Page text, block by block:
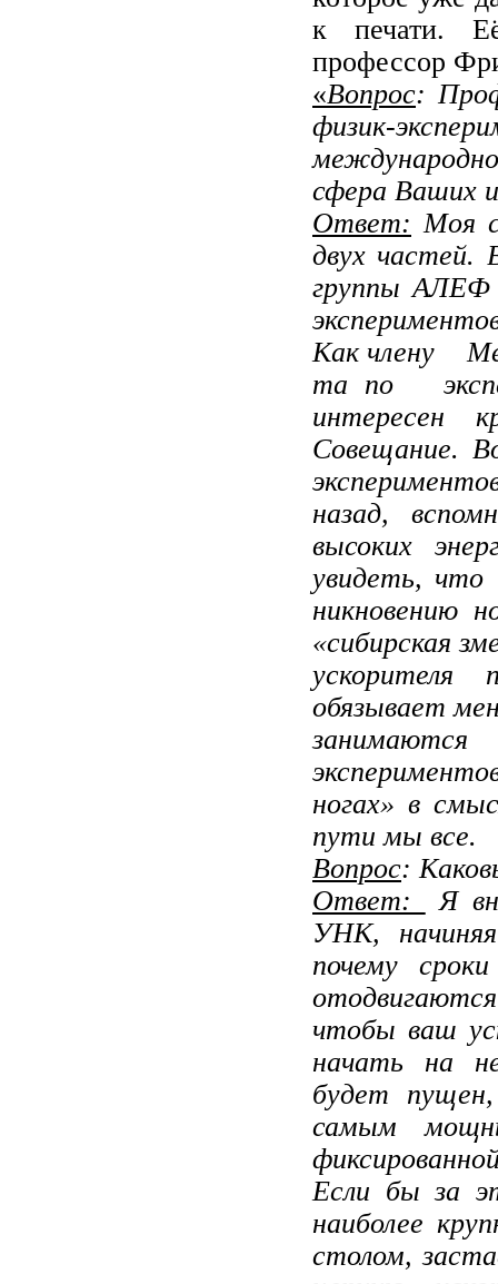
кпечати.
профессор
«Вопрос:
физик-
сфера Ва­ших
Ответ: Моя
двух
группы
Как члену
та по
интересен
Совещание.
назад,
высоких
увидеть,
никновению
«сибирская
обязывает
ногах» в
пу­ти мы все.
Вопрос:
Ответ:
Я
УНК,
почему
чтобы ваш
начать на
будет
самым
Если бы за
наиболее
столом,